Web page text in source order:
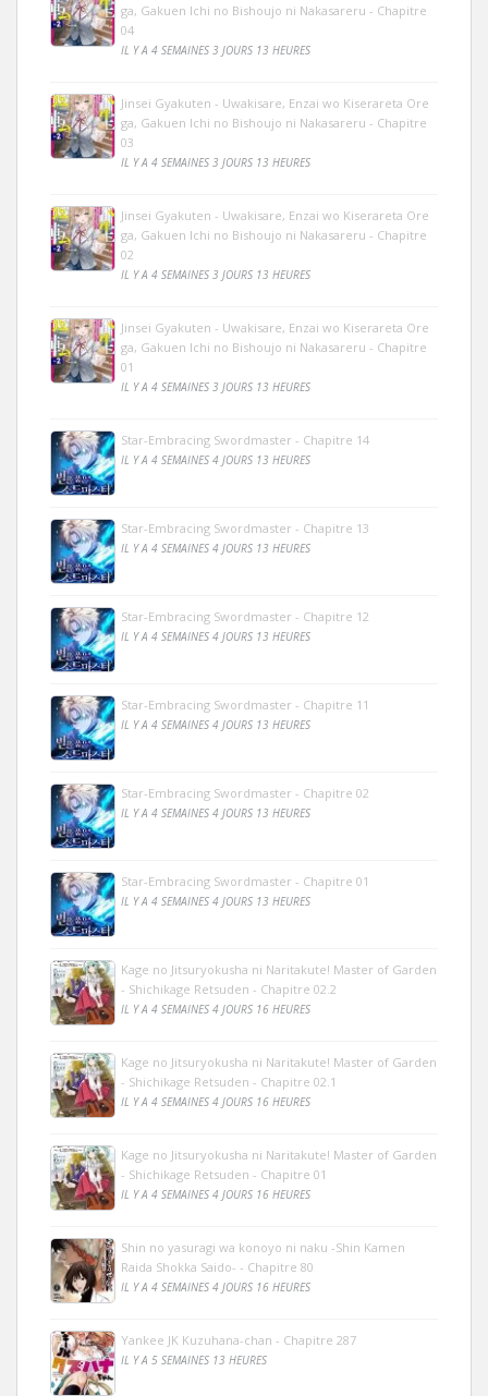
ga, Gakuen Ichi no Bishoujo ni Nakasareru - Chapitre
04
IL Y A 4 SEMAINES 3 JOURS 13 HEURES
Jinsei Gyakuten - Uwakisare, Enzai wo Kiserareta Ore
ga, Gakuen Ichi no Bishoujo ni Nakasareru - Chapitre
03
IL Y A 4 SEMAINES 3 JOURS 13 HEURES
Jinsei Gyakuten - Uwakisare, Enzai wo Kiserareta Ore
ga, Gakuen Ichi no Bishoujo ni Nakasareru - Chapitre
02
IL Y A 4 SEMAINES 3 JOURS 13 HEURES
Jinsei Gyakuten - Uwakisare, Enzai wo Kiserareta Ore
ga, Gakuen Ichi no Bishoujo ni Nakasareru - Chapitre
01
IL Y A 4 SEMAINES 3 JOURS 13 HEURES
Star-Embracing Swordmaster - Chapitre 14
IL Y A 4 SEMAINES 4 JOURS 13 HEURES
Star-Embracing Swordmaster - Chapitre 13
IL Y A 4 SEMAINES 4 JOURS 13 HEURES
Star-Embracing Swordmaster - Chapitre 12
IL Y A 4 SEMAINES 4 JOURS 13 HEURES
Star-Embracing Swordmaster - Chapitre 11
IL Y A 4 SEMAINES 4 JOURS 13 HEURES
Star-Embracing Swordmaster - Chapitre 02
IL Y A 4 SEMAINES 4 JOURS 13 HEURES
Star-Embracing Swordmaster - Chapitre 01
IL Y A 4 SEMAINES 4 JOURS 13 HEURES
Kage no Jitsuryokusha ni Naritakute! Master of Garden
- Shichikage Retsuden - Chapitre 02.2
IL Y A 4 SEMAINES 4 JOURS 16 HEURES
Kage no Jitsuryokusha ni Naritakute! Master of Garden
- Shichikage Retsuden - Chapitre 02.1
IL Y A 4 SEMAINES 4 JOURS 16 HEURES
Kage no Jitsuryokusha ni Naritakute! Master of Garden
- Shichikage Retsuden - Chapitre 01
IL Y A 4 SEMAINES 4 JOURS 16 HEURES
Shin no yasuragi wa konoyo ni naku -Shin Kamen
Raida Shokka Saido- - Chapitre 80
IL Y A 4 SEMAINES 4 JOURS 16 HEURES
Yankee JK Kuzuhana-chan - Chapitre 287
IL Y A 5 SEMAINES 13 HEURES